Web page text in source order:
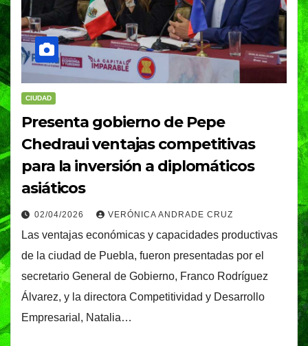
CIUDAD
Presenta gobierno de Pepe
Chedraui ventajas competitivas
para la inversión a diplomáticos
asiáticos
02/04/2026 VERÓNICA ANDRADE CRUZ
Las ventajas económicas y capacidades productivas
de la ciudad de Puebla, fueron presentadas por el
secretario General de Gobierno, Franco Rodríguez
Álvarez, y la directora Competitividad y Desarrollo
Empresarial, Natalia…